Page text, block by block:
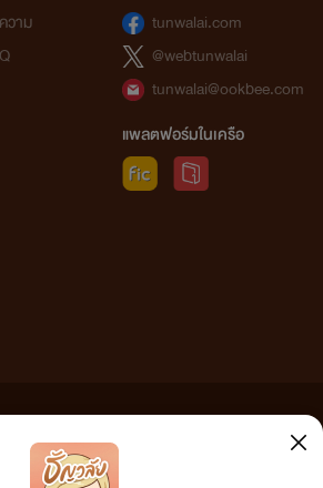
วาม
tunwalai.com
@webtunwalai
tunwalai@ookbee.com
แพลตฟอร์มในเครือ
รับผิดชอบต่อข้อความใดๆ ทั้งสิ้น ดังนั้นผู้อ่านทุกท่านโปรดใช้
อง และหากท่านพบข้อความใดๆ ที่ขัดต่อกฎหมายและศีลธรรม